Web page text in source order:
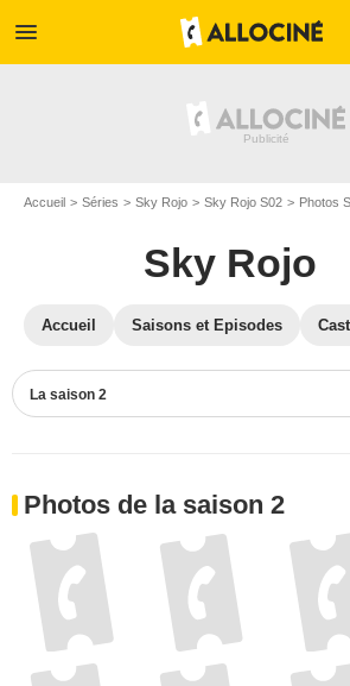
menu
Accueil Séries Sky Rojo Sky Rojo S02 Photos
Sky Rojo
Accueil Saisons et Episodes
La saison 2
Photos de la saison 2